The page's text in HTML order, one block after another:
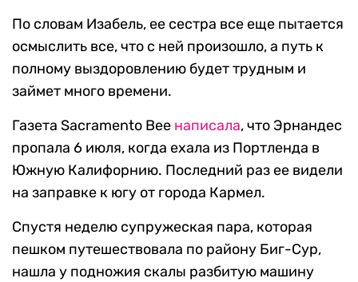
По словам Изабель, ее сестра все еще пытается
осмыслить все, что с ней произошло, а путь к
полному выздоровлению будет трудным и
займет много времени.
Газета Sacramento Bee написала, что Эрнандес
пропала 6 июля, когда ехала из Портленда в
Южную Калифорнию. Последний раз ее видели
на заправке к югу от города Кармел.
Спустя неделю супружеская пара, которая
пешком путешествовала по району Биг-Сур,
нашла у подножия скалы разбитую машину